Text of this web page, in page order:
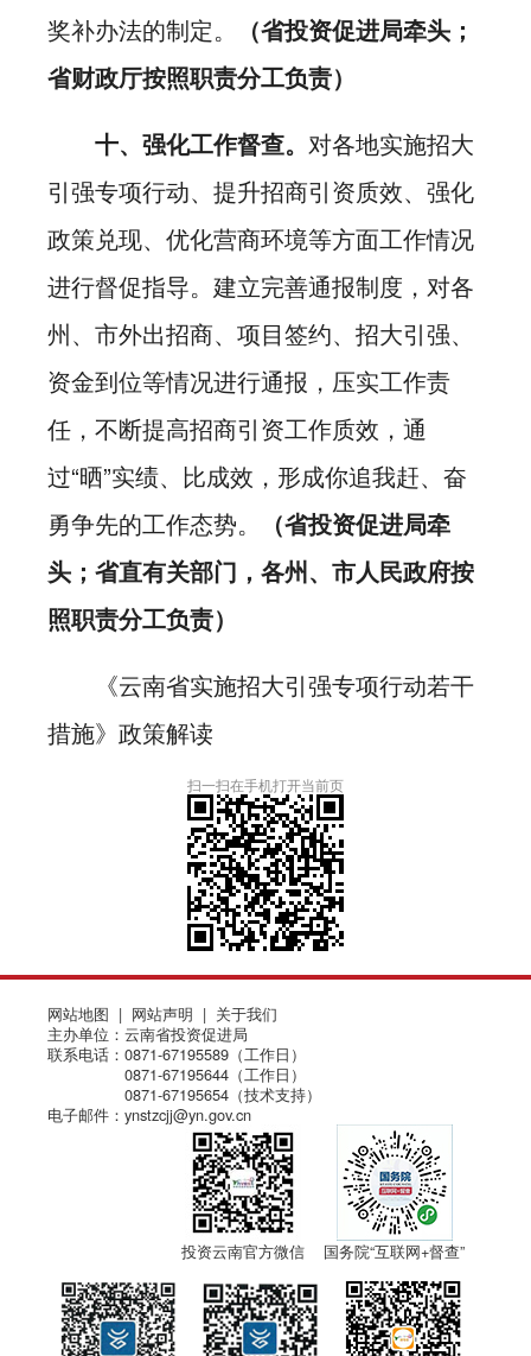
奖补办法的制定。
（省投资促进局牵头；
省财政厅按照职责分工负责）
十、强化工作督查。 对各地实施招大
引强专项行动、提升招商引资质效、强化
政策兑现、优化营商环境等方面工作情况
进行督促指导。建立完善通报制度，对各
州、市外出招商、项目签约、招大引强、
资金到位等情况进行通报，压实工作责
任，不断提高招商引资工作质效，通
过“晒”实绩、比成效，形成你追我赶、奋
勇争先的工作态势。
（省投资促进局牵
头；省直有关部门，各州、市人民政府按
照职责分工负责）
《云南省实施招大引强专项行动若干
措施》政策解读
扫一扫在手机打开当前页
网站地图 | 网站声明 | 关于我们
主办单位：云南省投资促进局
联系电话：0871-67195589（工作日）
0871-67195644（工作日）
0871-67195654（技术支持）
电子邮件：ynstzcjj@yn.gov.cn
投资云南官方微信 国务院“互联网+督查”